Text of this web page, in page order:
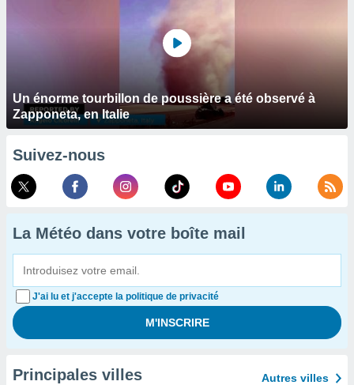
Un énorme tourbillon de poussière a été observé à
Zapponeta, en Italie
Suivez-nous
La Météo dans votre boîte mail
J'ai lu et j'accepte la politique de privacité
Principales villes Autres villes